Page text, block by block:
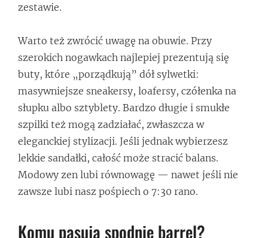
zestawie.
Warto też zwrócić uwagę na obuwie. Przy
szerokich nogawkach najlepiej prezentują się
buty, które „porządkują” dół sylwetki:
masywniejsze sneakersy, loafersy, czółenka na
słupku albo sztyblety. Bardzo długie i smukłe
szpilki też mogą zadziałać, zwłaszcza w
eleganckiej stylizacji. Jeśli jednak wybierzesz
lekkie sandałki, całość może stracić balans.
Modowy zen lubi równowagę — nawet jeśli nie
zawsze lubi nasz pośpiech o 7:30 rano.
Komu pasują spodnie barrel?